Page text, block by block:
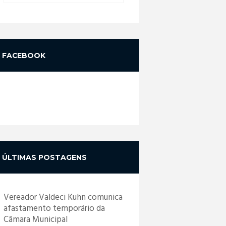
FACEBOOK
ÚLTIMAS POSTAGENS
Vereador Valdeci Kuhn comunica
afastamento temporário da
Câmara Municipal